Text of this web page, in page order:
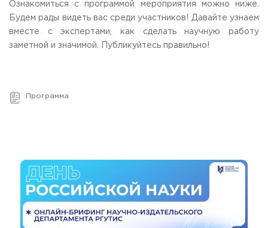
Ознакомиться с программой мероприятия можно ниже.
Будем рады видеть вас среди участников! Давайте узнаем
вместе с экспертами, как сделать научную работу
заметной и значимой. Публикуйтесь правильно!
Программа